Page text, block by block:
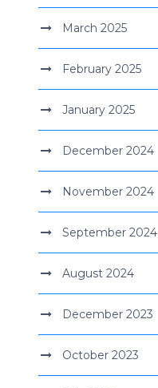
March 2025
February 2025
January 2025
December 2024
November 2024
September 2024
August 2024
December 2023
October 2023